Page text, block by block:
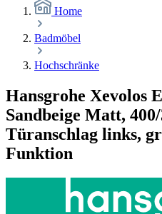
Home
Badmöbel
Hochschränke
Hansgrohe Xevolos
Sandbeige Matt,
Türanschlag links,
Funktion